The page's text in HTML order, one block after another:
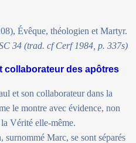
Évêque, théologien et Martyr.
34 (trad. cf Cerf 1984, p. 337s)
collaborateur des apôtres
et son collaborateur dans la
le montre avec évidence, non
Vérité elle-même.
surnommé Marc, se sont séparés